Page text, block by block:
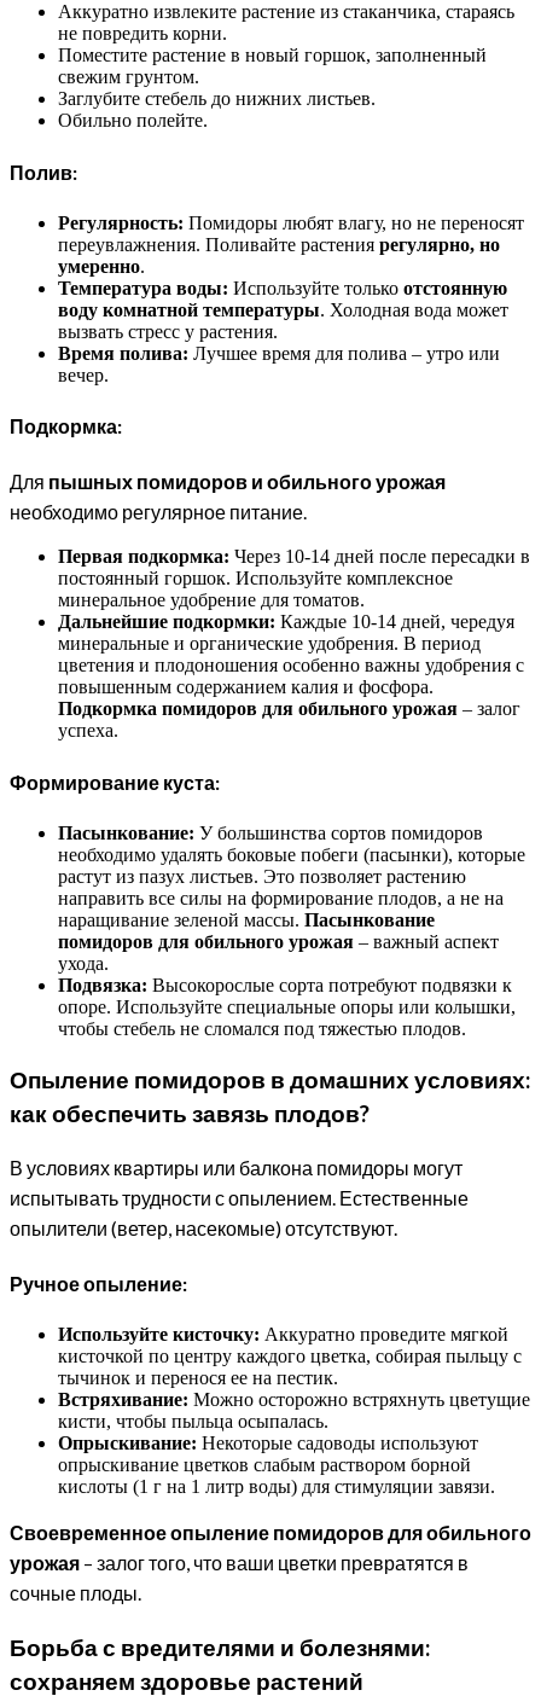
Аккуратно извлеките растение из стаканчика, стараясь
не повредить корни.
Поместите растение в новый горшок, заполненный
свежим грунтом.
Заглубите стебель до нижних листьев.
Обильно полейте.
Полив:
Регулярность: Помидоры любят влагу, но не переносят
переувлажнения. Поливайте растения регулярно, но
умеренно.
Температура воды: Используйте только отстоянную
воду комнатной температуры. Холодная вода может
вызвать стресс у растения.
Время полива: Лучшее время для полива – утро или
вечер.
Подкормка:
Для пышных помидоров и обильного урожая
необходимо регулярное питание.
Первая подкормка: Через 10-14 дней после пересадки в
постоянный горшок. Используйте комплексное
минеральное удобрение для томатов.
Дальнейшие подкормки: Каждые 10-14 дней, чередуя
минеральные и органические удобрения. В период
цветения и плодоношения особенно важны удобрения с
повышенным содержанием калия и фосфора.
Подкормка помидоров для обильного урожая – залог
успеха.
Формирование куста:
Пасынкование: У большинства сортов помидоров
необходимо удалять боковые побеги (пасынки), которые
растут из пазух листьев. Это позволяет растению
направить все силы на формирование плодов, а не на
наращивание зеленой массы. Пасынкование
помидоров для обильного урожая – важный аспект
ухода.
Подвязка: Высокорослые сорта потребуют подвязки к
опоре. Используйте специальные опоры или колышки,
чтобы стебель не сломался под тяжестью плодов.
Опыление помидоров в домашних условиях:
как обеспечить завязь плодов?
В условиях квартиры или балкона помидоры могут
испытывать трудности с опылением. Естественные
опылители (ветер, насекомые) отсутствуют.
Ручное опыление:
Используйте кисточку: Аккуратно проведите мягкой
кисточкой по центру каждого цветка, собирая пыльцу с
тычинок и перенося ее на пестик.
Встряхивание: Можно осторожно встряхнуть цветущие
кисти, чтобы пыльца осыпалась.
Опрыскивание: Некоторые садоводы используют
опрыскивание цветков слабым раствором борной
кислоты (1 г на 1 литр воды) для стимуляции завязи.
Своевременное опыление помидоров для обильного
урожая – залог того, что ваши цветки превратятся в
сочные плоды.
Борьба с вредителями и болезнями:
сохраняем здоровье растений